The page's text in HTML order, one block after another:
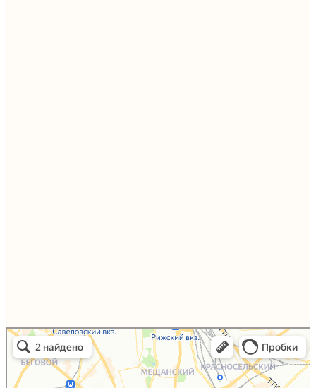
Упаковали Онлайн в Москве
Москва